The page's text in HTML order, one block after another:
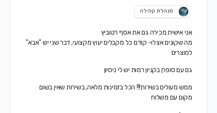
מנהלת קהילה
אני אישית מכירה גם את אסף רטוביץ
מה שקונים אצלו- קודם כל מקבלים יעוץ מקצועי, דבר שני יש "אבא"
למוצרים
גם עם סופרן בקניון רמות יש לי ניסיון
ממש מעולים בשירות!!! הכל בזמינות מלאה, בשירות שאין בשום
מקום עם משלוח